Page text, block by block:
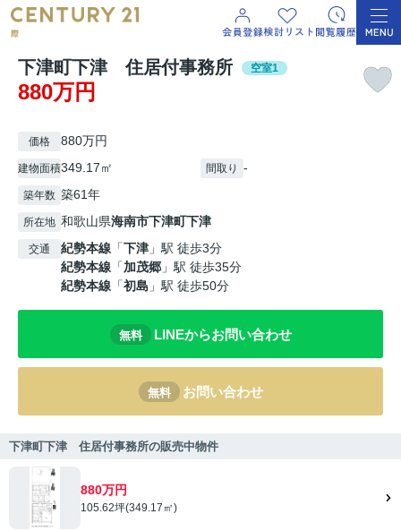
下津町下津 住居付事務所 空室1
880万円
価格 880万円
建物面積349.17㎡ 間取り -
築年数 築61年
所在地 和歌山県海南市下津町下津
交通 紀勢本線 「下津 」駅 徒歩3分
紀勢本線 「加茂郷 」駅 徒歩35分
紀勢本線 「初島 」駅 徒歩50分
無料 LINEからお問い合わせ
無料 お問い合わせ
下津町下津 住居付事務所の販売中物件
880万円
105.62坪(349.17㎡)